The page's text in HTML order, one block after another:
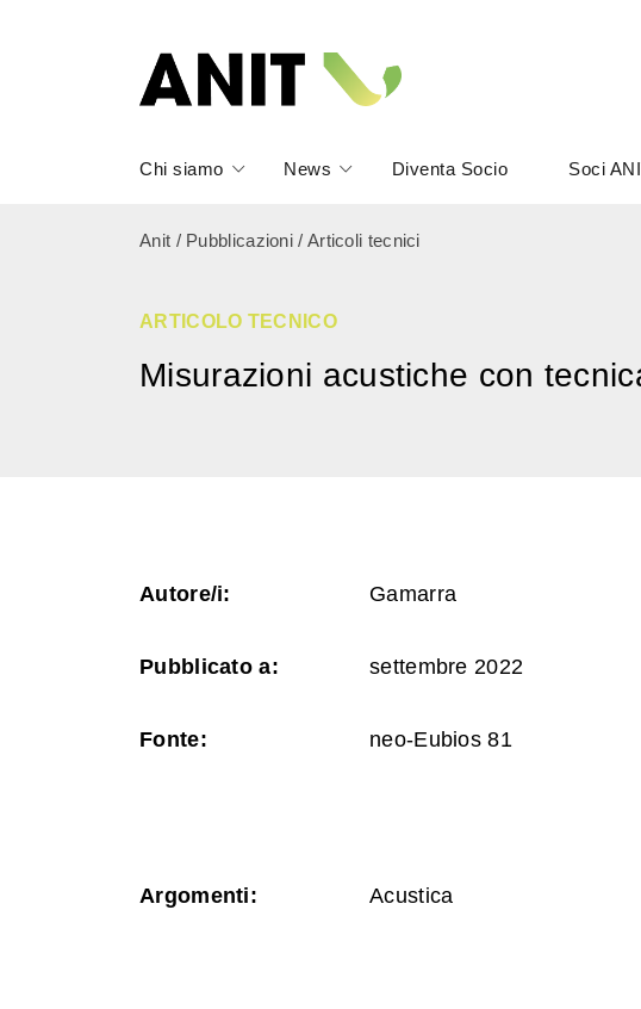
Chi siamo News Diventa Socio Soci
Anit / Pubblicazioni / Articoli tecnici
ARTICOLO TECNICO
Misurazioni acustiche con
Autore/i: Gamarra
Pubblicato a: settembre 2022
Fonte: neo-Eubios 81
Argomenti: Acustica